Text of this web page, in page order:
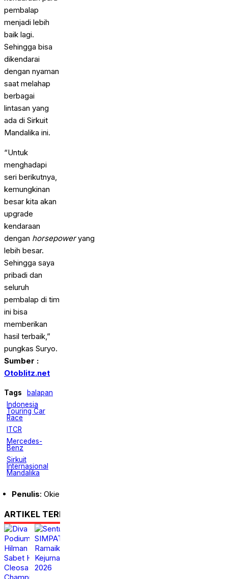
pembalap
menjadi lebih
baik lagi.
Sehingga bisa
dikendarai
dengan nyaman
saat melahap
berbagai
lintasan yang
ada di Sirkuit
Mandalika ini.
“Untuk
menghadapi
seri berikutnya,
kemungkinan
besar kita akan
upgrade
kendaraan
dengan horsepoweryang
lebih besar.
Sehingga saya
pribadi dan
seluruh
pembalap di tim
ini bisa
memberikan
hasil terbaik,”
pungkas Suryo.
Sumber :
Otoblitz.net
Tags
balapan
Indonesia
Touring Car
Race
ITCR
Mercedes-
Benz
Sirkuit
Internasional
Mandalika
Penulis: Okie
ARTIKEL TERKAIT